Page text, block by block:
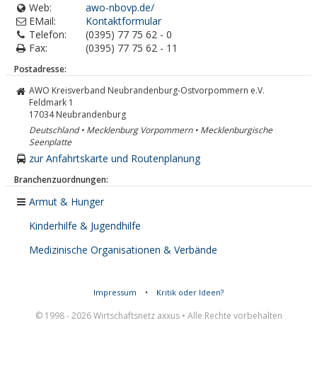
Web:
awo-nbovp.de/
EMail:
Kontaktformular
Telefon:
(0395) 77 75 62 - 0
Fax:
(0395) 77 75 62 - 11
Postadresse:
AWO Kreisverband Neubrandenburg-Ostvorpommern e.V.
Feldmark 1
17034 Neubrandenburg
Deutschland • Mecklenburg Vorpommern • Mecklenburgische
Seenplatte
zur Anfahrtskarte und Routenplanung
Branchenzuordnungen:
Armut & Hunger
Kinderhilfe & Jugendhilfe
Medizinische Organisationen & Verbände
Impressum • Kritik oder Ideen?
© 1998 - 2026 Wirtschaftsnetz axxus • Alle Rechte vorbehalten